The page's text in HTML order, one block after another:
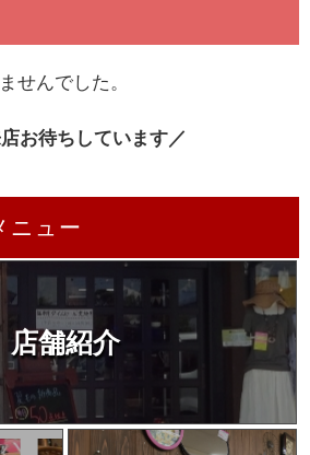
せんでした。
お待ちしています／
ニュー
店舗紹介